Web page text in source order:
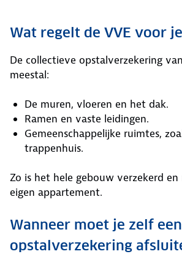
Wat regelt de VVE voor
De collectieve opstalverzekering
meestal:
De muren, vloeren en het dak.
Ramen en vaste leidingen.
Gemeenschappelijke ruimtes,
trappenhuis.
Zo is het hele gebouw verzekerd
eigen appartement.
Wanneer moet je zelf een
opstalverzekering